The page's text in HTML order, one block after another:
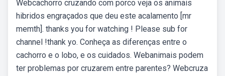
Webcachorro cruzando com porco veja os animais
hibridos engraçados que deu este acalamento [mr
memth]. thanks you for watching ! Please sub for
channel !thank yo. Conheça as diferenças entre o
cachorro e o lobo, e os cuidados. Webanimais podem
ter problemas por cruzarem entre parentes? Webcruza